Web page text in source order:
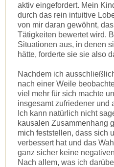
aktiv eingefordert. Mein
durch das rein intuitive
von mir daran gewöhnt,
Tätigkeiten bewertet wird.
Situationen aus, in denen
hätte, forderte sie sie also
Nachdem ich
nach einer Weile
viel mehr für sich machte
insgesamt zufriedener und
Ich kann natürlich nicht
kausalen Zusammenhang
mich feststellen, dass sich
verbessert hat und das
ganz sicher keine
Nach allem, was ich